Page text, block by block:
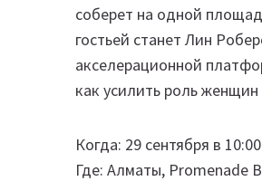
соберет на одной
гостьей станет Лин
акселерационной
как усилить роль
Когда: 29 сентября в 10:00
Где: Алматы, Promenade